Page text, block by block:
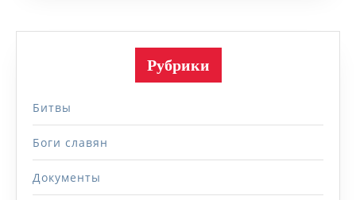
Рубрики
Битвы
Боги славян
Документы